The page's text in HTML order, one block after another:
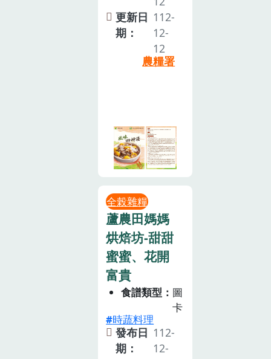
更新日
期：
112-
12-
12
農糧署
全榖雜糧
蘆農田媽媽
烘焙坊-甜甜
蜜蜜、花開
富貴
食譜類型
圖
卡
時蔬料理
發布日
期：
112-
12-